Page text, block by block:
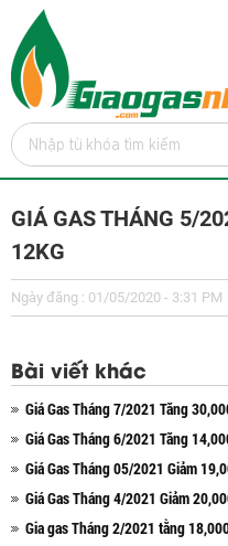
GIÁ GAS THÁNG 5/
12KG
Ngày đăng : 01/05/2020 - 3:31 PM
Bài viết khác
Giá Gas Tháng 7/2021 Tăng
Giá Gas Tháng 6/2021 Tăng
Giá Gas Tháng 05/2021 Giảm
Giá Gas Tháng 4/2021 Giảm
Gia gas Tháng 2/2021 tằng